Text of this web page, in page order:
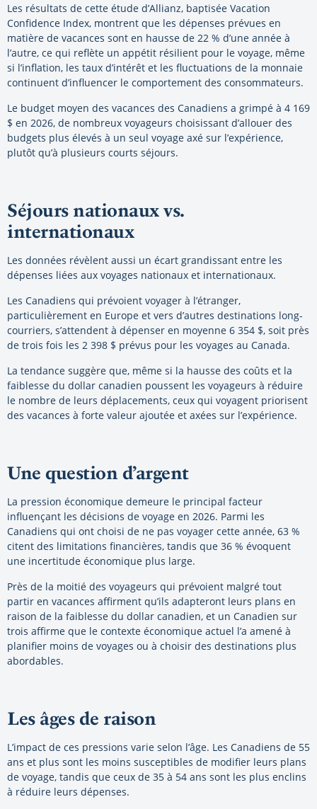
Les résultats de cette étude d’Allianz, baptisée Vacation
Confidence Index, montrent que les dépenses prévues en
matière de vacances sont en hausse de 22 % d’une année à
l’autre, ce qui reflète un appétit résilient pour le voyage, même
si l’inflation, les taux d’intérêt et les fluctuations de la monnaie
continuent d’influencer le comportement des consommateurs.
Le budget moyen des vacances des Canadiens a grimpé à 4 169
$ en 2026, de nombreux voyageurs choisissant d’allouer des
budgets plus élevés à un seul voyage axé sur l’expérience,
plutôt qu’à plusieurs courts séjours.
Séjours nationaux vs.
internationaux
Les données révèlent aussi un écart grandissant entre les
dépenses liées aux voyages nationaux et internationaux.
Les Canadiens qui prévoient voyager à l’étranger,
particulièrement en Europe et vers d’autres destinations long-
courriers, s’attendent à dépenser en moyenne 6 354 $, soit près
de trois fois les 2 398 $ prévus pour les voyages au Canada.
La tendance suggère que, même si la hausse des coûts et la
faiblesse du dollar canadien poussent les voyageurs à réduire
le nombre de leurs déplacements, ceux qui voyagent priorisent
des vacances à forte valeur ajoutée et axées sur l’expérience.
Une question d’argent
La pression économique demeure le principal facteur
influençant les décisions de voyage en 2026. Parmi les
Canadiens qui ont choisi de ne pas voyager cette année, 63 %
citent des limitations financières, tandis que 36 % évoquent
une incertitude économique plus large.
Près de la moitié des voyageurs qui prévoient malgré tout
partir en vacances affirment qu’ils adapteront leurs plans en
raison de la faiblesse du dollar canadien, et un Canadien sur
trois affirme que le contexte économique actuel l’a amené à
planifier moins de voyages ou à choisir des destinations plus
abordables.
Les âges de raison
L’impact de ces pressions varie selon l’âge. Les Canadiens de 55
ans et plus sont les moins susceptibles de modifier leurs plans
de voyage, tandis que ceux de 35 à 54 ans sont les plus enclins
à réduire leurs dépenses.